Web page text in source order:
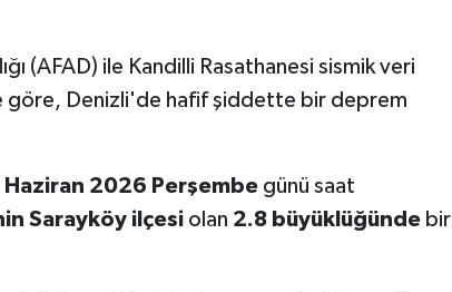
(AFAD) ile Kandilli Rasathanesi sismik veri
göre, Denizli'de hafif şiddette bir deprem
Haziran 2026 Perşembegünü saat
Sarayköy ilçesiolan 2.8 büyüklüğündebir